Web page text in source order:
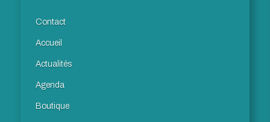
Contact
Accueil
Actualités
Agenda
Boutique